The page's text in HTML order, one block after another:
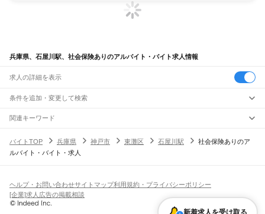
兵庫県、石屋川駅、社会保険ありのアルバイト・バイト求人情報
求人の詳細を表示
条件を追加・変更して検索
市区町村を追加・変更
兵庫県すべて
神戸市すべて
西脇市宝塚市三木市高砂市川西市小野市三田市加西市丹波篠山市
丹波市南あわじ市朝来市 たつの市川辺郡多可郡加古郡
神崎郡揖保郡
駅を追加・変更
JR神戸線(神戸～姫路)
神戸駅 兵庫駅 須磨駅 塩屋駅
職種を追加・変更
飲食・フードサービスすべて
ホールスタッフキッチンスタッフ
パン屋（ベーカリー）
バー（BAR）・バーテンダー
飲食店（店長・マネージャー）
人気
日払いOK高校生歓迎 髪型・髪色自由
雇用形態を追加・変更
関連キーワード
バイトTOP
兵庫県 神戸市 東灘区 石屋川駅
社会保険ありのア
ルバイト・バイト・求人
新着求人を受け取る
ヘルプ・お問い合わせサイトマップ利用規約・プライバシーポリシー
[企業]求人広告の掲載相談